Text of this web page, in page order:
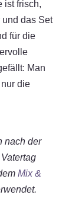
ist frisch,
das Set
für die
Man
die
nach der
Mix &